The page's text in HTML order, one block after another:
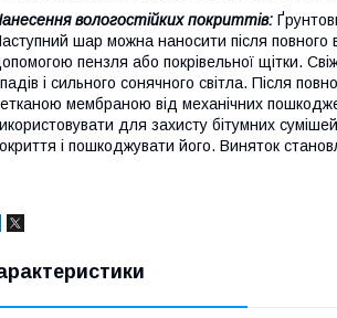
вологостійких покриттів:
шар можна наносити після повного
пензля або покрівельної щітки.
і сильного сонячного світла. Після
мембраною від механічних
для захисту бітумних
і пошкоджувати його. Виняток